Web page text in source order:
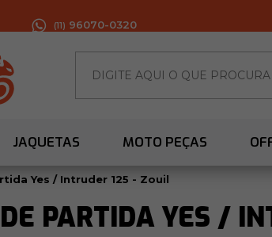
(11) 96070-0320
JAQUETAS MOTO PEÇAS
Yes / Intruder 125 - Zouil
PARTIDA YES /